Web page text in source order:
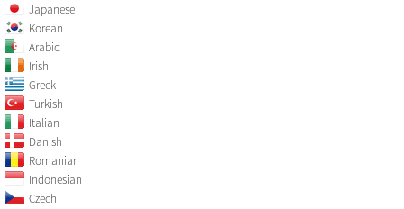
Japanese
Korean
Arabic
Irish
Greek
Turkish
Italian
Danish
Romanian
Indonesian
Czech